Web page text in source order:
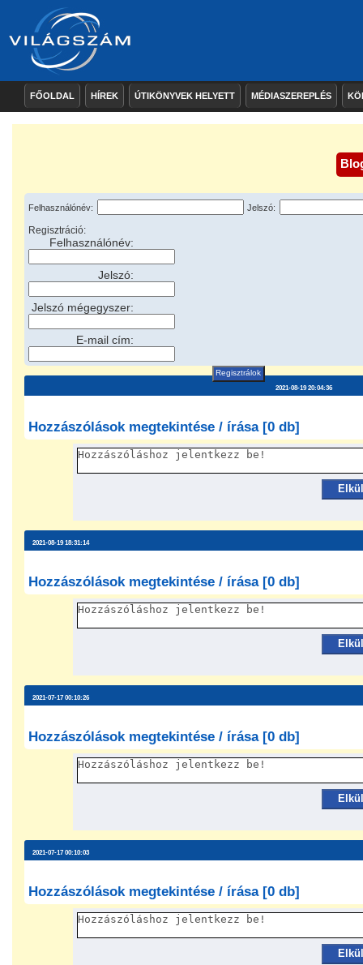
FŐOLDAL HÍREK ÚTIKÖNYVEK HELYETT MÉDIASZEREPLÉS
Felhasználónév: Jelszó:
Regisztráció:
Felhasználónév:
Jelszó:
Jelszó mégegyszer:
E-mail cím:
Regisztrálok
2021-08-19 20:04:36
Hozzászólások megtekintése / írása [0 db]
2021-08-19 18:31:14
Hozzászólások megtekintése / írása [0 db]
2021-07-17 00:10:26
Hozzászólások megtekintése / írása [0 db]
2021-07-17 00:10:03
Hozzászólások megtekintése / írása [0 db]